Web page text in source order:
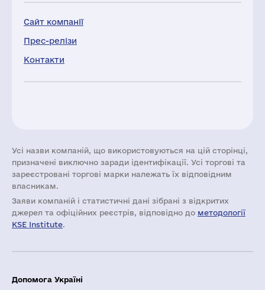
Сайт компанії
Прес-релізи
Контакти
Усі назви компаній, що використовуються на цій сторінці,
призначені виключно заради ідентифікації. Усі торгові та
зареєстровані торгові марки належать їх відповідним
власникам.
Заяви компаній i статистичні дані зібрані з відкритих
джерел та офіційних реєстрів, відповідно до методології
KSE Institute.
Допомога Україні